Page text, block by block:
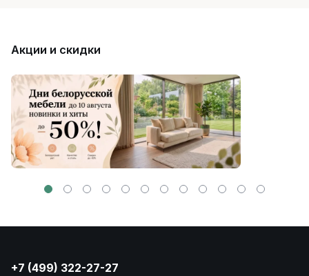
Акции и скидки
+7 (499) 322-27-27